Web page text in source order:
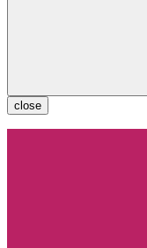
close